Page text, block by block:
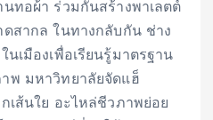
ทอผ้า ร่วมกันสร้างพาเลตต์
สากล ในทางกลับกัน ช่าง
เมืองเพื่อเรียนรู้มาตรฐาน
พ มหาวิทยาลัยจัดแฮ็
เส้นใย อะไหล่ชีวภาพย่อย